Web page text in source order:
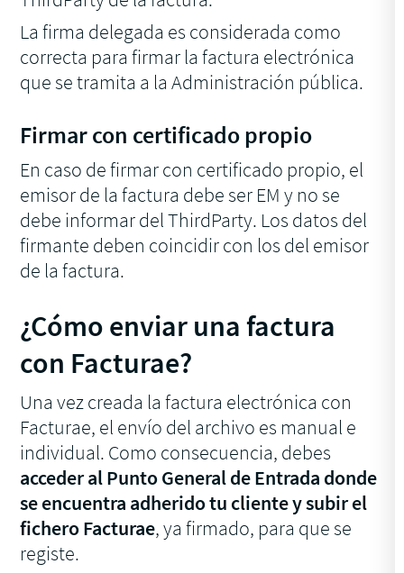
La firma delegada es considerada como
correcta para firmar la factura electrónica
que se tramita a la Administración pública.
Firmar con certificado propio
En caso de firmar con certificado propio, el
emisor de la factura debe ser EM y no se
debe informar delThirdParty. Los datos del
firmante deben coincidir con los del emisor
de la factura.
¿Cómo enviar una factura
con Facturae?
Una vez creada la factura electrónica con
Facturae, el envío del archivo es manual e
individual. Como consecuencia, debes
acceder al Punto General de Entrada donde
se encuentra adherido tu cliente y subir el
fichero Facturae, ya firmado, para que se
registe.